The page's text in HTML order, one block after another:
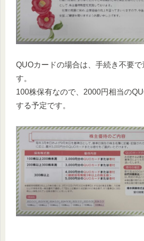
QUOカードの場合は、手続き不要で
す。
100株保有なので、2000円相当の
する予定です。